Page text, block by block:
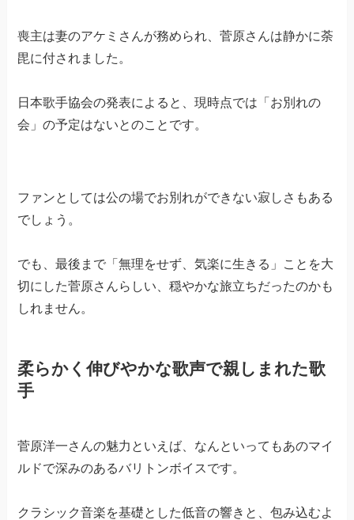
喪主は妻のアケミさんが務められ、菅原さんは静かに荼
毘に付されました。
日本歌手協会の発表によると、現時点では「お別れの
会」の予定はないとのことです。
ファンとしては公の場でお別れができない寂しさもある
でしょう。
でも、最後まで「無理をせず、気楽に生きる」ことを大
切にした菅原さんらしい、穏やかな旅立ちだったのかも
しれません。
柔らかく伸びやかな歌声で親しまれた歌
手
菅原洋一さんの魅力といえば、なんといってもあのマイ
ルドで深みのあるバリトンボイスです。
クラシック音楽を基礎とした低音の響きと、包み込むよ